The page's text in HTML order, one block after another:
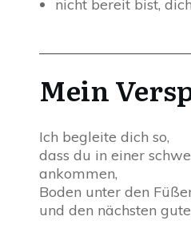
nicht bereit bist,
Mein
Ich begleite dich so,
dass du in einer
ankommen,
Boden unter den
und den nächsten